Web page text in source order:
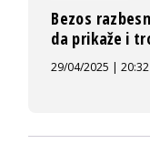
Bezos
da prikaže i
29/04/2025 | 20:32